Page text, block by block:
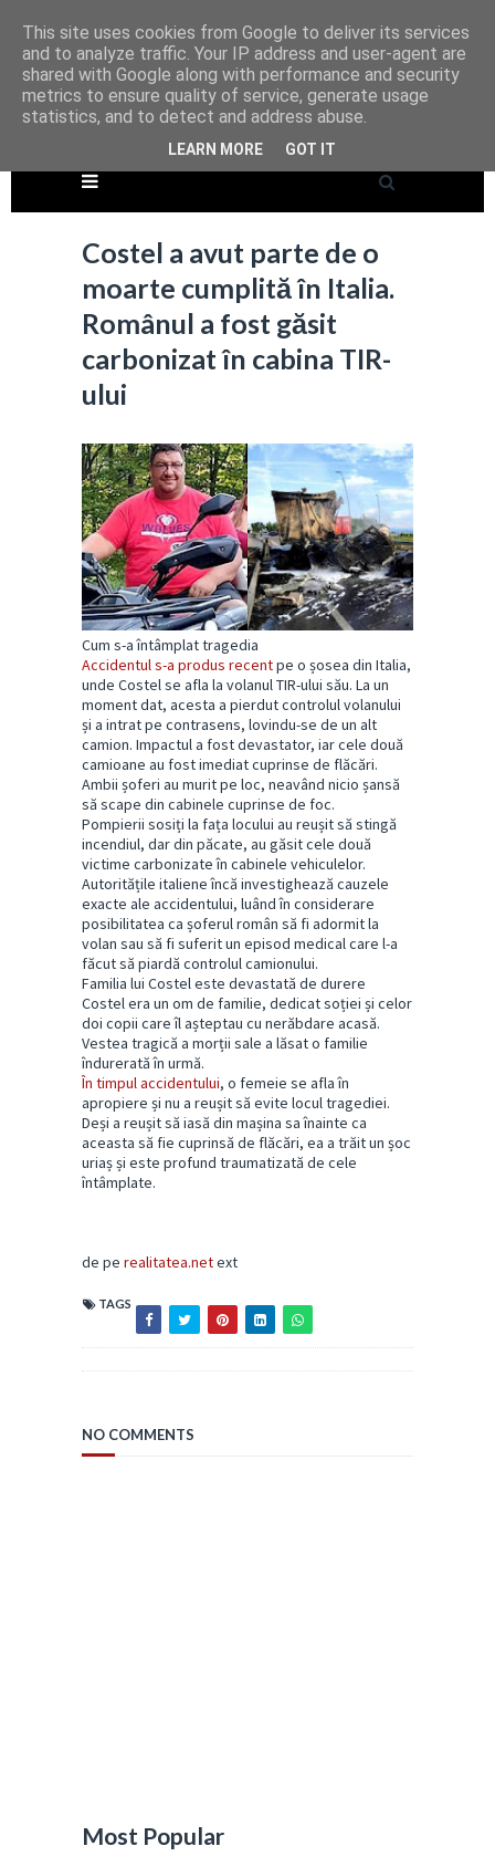
Costel a avut parte de o
moarte cumplită în Italia.
Românul a fost găsit
carbonizat în cabina TIR-
ului
Cum s-a întâmplat tragedia
Accidentul s-a produs recentpe o șosea din Italia,
unde Costel se afla la volanul TIR-ului său. La un
moment dat, acesta a pierdut controlul volanului
și a intrat pe contrasens, lovindu-se de un alt
camion. Impactul a fost devastator, iar cele două
camioane au fost imediat cuprinse de flăcări.
Ambii șoferi au murit pe loc, neavând nicio șansă
să scape din cabinele cuprinse de foc.
Pompierii sosiți la fața locului au reușit să stingă
incendiul, dar din păcate, au găsit cele două
victime carbonizate în cabinele vehiculelor.
Autoritățile italiene încă investighează cauzele
exacte ale accidentului, luând în considerare
posibilitatea ca șoferul român să fi adormit la
volan sau să fi suferit un episod medical care l-a
făcut să piardă controlul camionului.
Familia lui Costel este devastată de durere
Costel era un om de familie, dedicat soției și celor
doi copii care îl așteptau cu nerăbdare acasă.
Vestea tragică a morții sale a lăsat o familie
îndurerată în urmă.
În timpul accidentului, o femeie se afla în
apropiere și nu a reușit să evite locul tragediei.
Deși a reușit să iasă din mașina sa înainte ca
aceasta să fie cuprinsă de flăcări, ea a trăit un șoc
uriaș și este profund traumatizată de cele
întâmplate.
de pe realitatea.netext
TAGS
NO COMMENTS
Most Popular
This site uses cookies from Google to deliver its services
and to analyze traffic. Your IP address and user-agent are
shared with Google along with performance and security
metrics to ensure quality of service, generate usage
statistics, and to detect and address abuse.
LEARN MORE GOT IT